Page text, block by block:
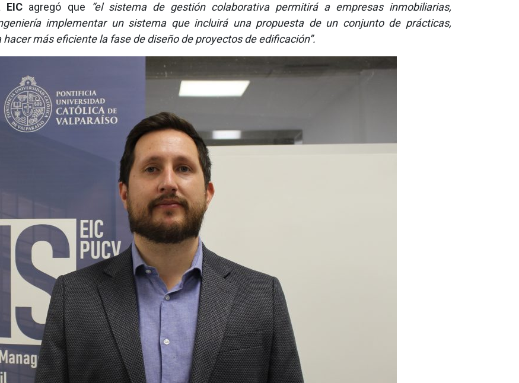
EIC agregó que
“el sistema de gestión colaborativa permitirá a empresas inmobiliarias,
implementar un sistema que incluirá una propuesta de un conjunto de prácticas,
más eficiente la fase de diseño de proyectos de edificación”.